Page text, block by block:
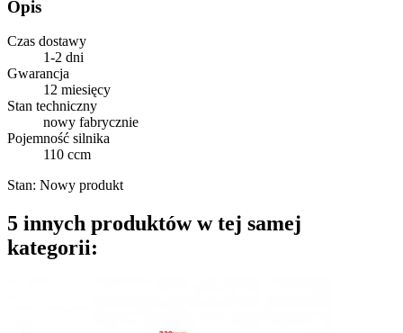
Opis
Czas dostawy
1-2 dni
Gwarancja
12 miesięcy
Stan techniczny
nowy fabrycznie
Pojemność silnika
110 ccm
Stan: Nowy produkt
5 innych produktów w tej samej
kategorii: